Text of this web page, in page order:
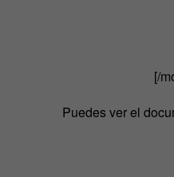
[/
Puedes ver el